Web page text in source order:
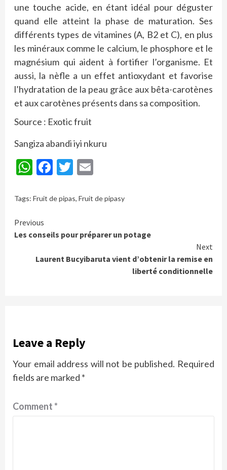
une touche acide, en étant idéal pour déguster
quand elle atteint la phase de maturation. Ses
différents types de vitamines (A, B2 et C), en plus
les minéraux comme le calcium, le phosphore et le
magnésium qui aident à fortifier l’organisme. Et
aussi, la nèfle a un effet antioxydant et favorise
l’hydratation de la peau grâce aux bêta-carotènes
et aux carotènes présents dans sa composition.
Source : Exotic fruit
Sangiza abandi iyi nkuru
WhatsApp
Facebook
Twitter
Tags: Fruit de pipas, Fruit de pipasy
Continue
Reading
Previous
Les conseils pour préparer un potage
Next
Laurent Bucyibaruta vient d’obtenir la remise en
liberté conditionnelle
Leave a Reply
Your email address will not be published. Required
fields are marked *
Comment*